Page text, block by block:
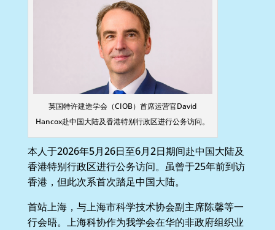
英国特许建造学会（CIOB）首席运营官David
Hancox赴中国大陆及香港特别行政区进行公务访问。
本人于2026年5月26日至6月2日期间赴中国大陆及
香港特别行政区进行公务访问。虽曾于25年前到访
香港，但此次系首次踏足中国大陆。
首站上海，与上海市科学技术协会副主席陈馨等一
行会晤。上海科协作为我学会在华的非政府组织业